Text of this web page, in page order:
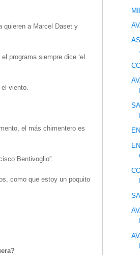
quieren a Marcel Daset y
programa siempre dice ‘el
viento.
el más chimentero es
Bentivoglio”.
como que estoy un poquito